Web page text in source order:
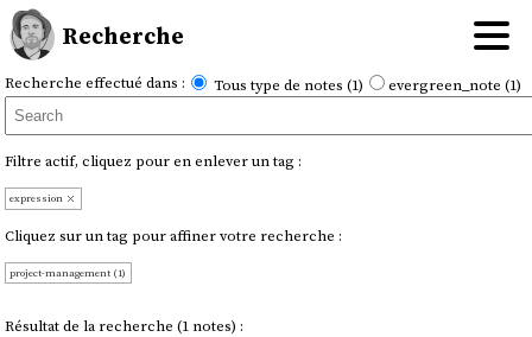
Recherche
Recherche effectué dans : Tous type de notes (1) evergreen_note (1)
Filtre actif, cliquez pour en enlever un tag :
expression
Cliquez sur un tag pour affiner votre recherche :
project-management (1)
Résultat de la recherche (1 notes) :